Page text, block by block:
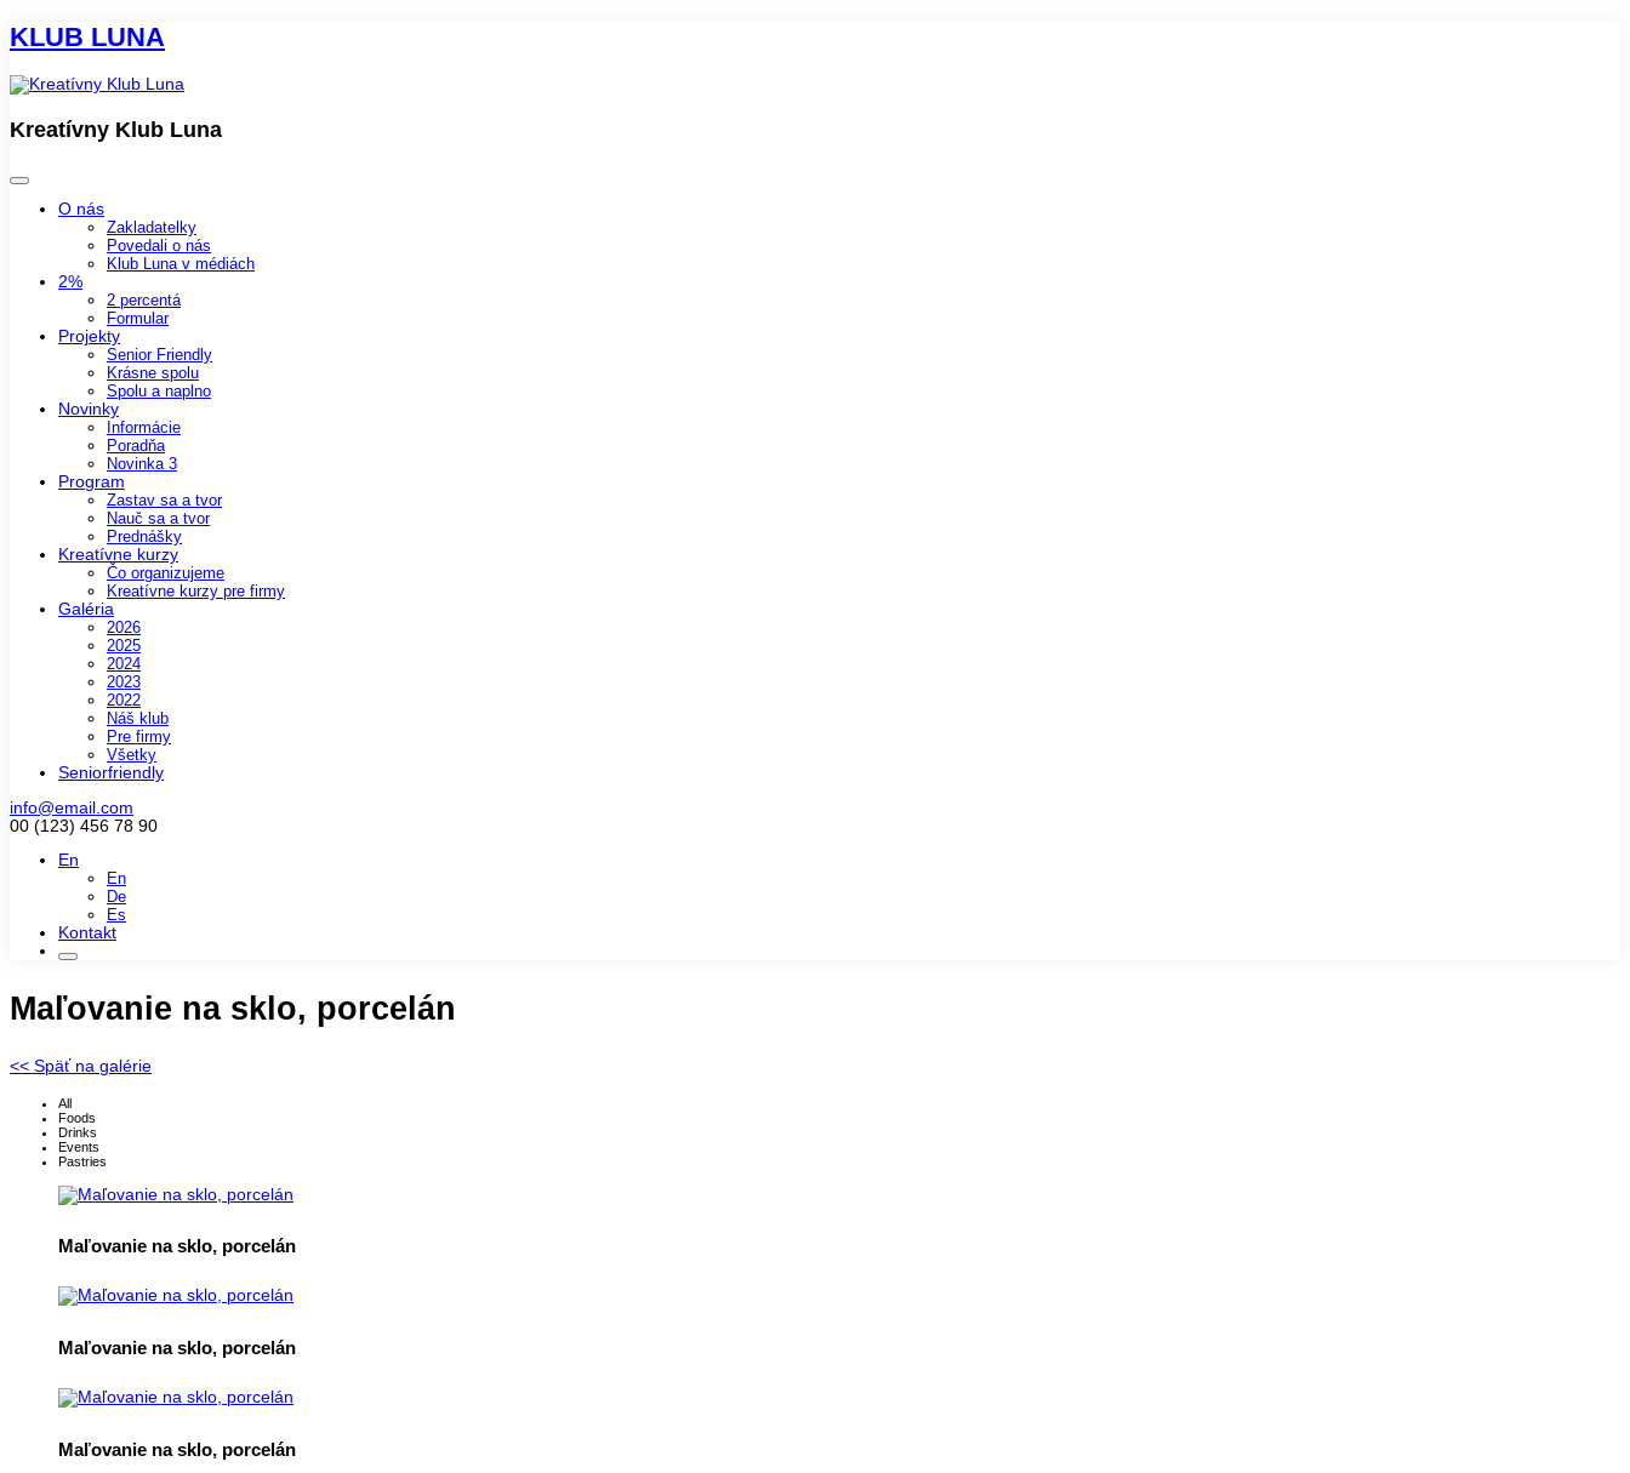
KLUB LUNA
Kreatívny Klub Luna
O nás
Zakladatelky
Povedali o nás
Klub Luna v médiách
2%
2 percentá
Formular
Projekty
Senior Friendly
Krásne spolu
Spolu a naplno
Novinky
Informácie
Poradňa
Novinka 3
Program
Zastav sa a tvor
Nauč sa a tvor
Prednášky
Kreatívne kurzy
Čo organizujeme
Kreatívne kurzy pre firmy
Galéria
2026
2025
2024
2023
2022
Náš klub
Pre firmy
Všetky
Seniorfriendly
info@email.com
00 (123) 456 78 90
En
En
De
Es
Kontakt
Maľovanie na sklo, porcelán
<< Späť na galérie
All
Foods
Drinks
Events
Pastries
Maľovanie na sklo, porcelán
Maľovanie na sklo, porcelán
Maľovanie na sklo, porcelán